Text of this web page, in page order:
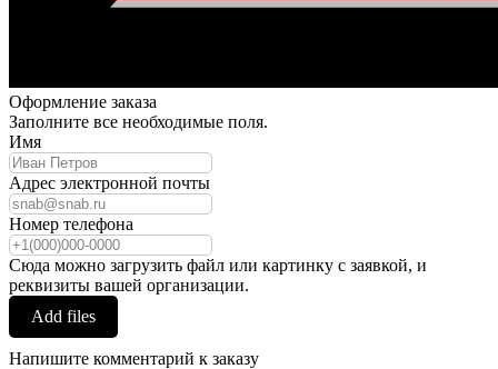
Оформление заказа
Заполните все необходимые поля.
Имя
Адрес электронной почты
Номер телефона
Сюда можно загрузить файл или картинку с заявкой, и
реквизиты вашей организации.
Add files
Напишите комментарий к заказу